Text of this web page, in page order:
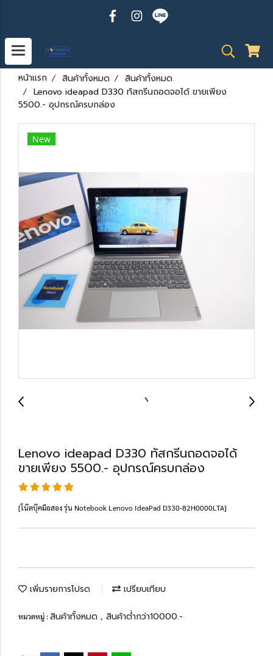
หน้าแรก สินค้าทั้งหมด
สินค้าทั้งหมด
Lenovo ideapad D330 ทัสกรีนถอดจอได้ ขายเพียง
5500.- อุปกรณ์ครบกล่อง
New
Lenovo ideapad D330 ทัสกรีนถอดจอได้
ขายเพียง 5500.- อุปกรณ์ครบกล่อง
[โน๊ตบุ๊คมือสอง รุ่น Notebook Lenovo IdeaPad D330-82H0000LTA]
เพิ่มรายการโปรด เปรียบเทียบ
หมวดหมู่ :สินค้าทั้งหมด , สินค้าต่ำกว่า10000.-